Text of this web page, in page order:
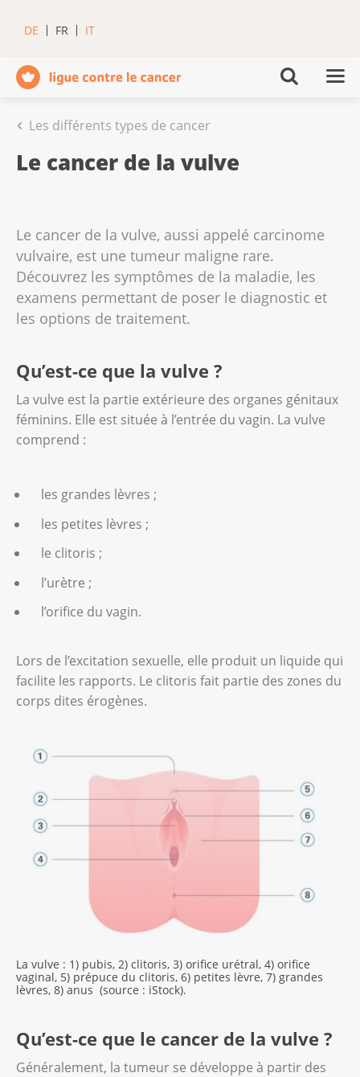
DE FR IT
Les différents types de cancer
Le cancer de la vulve
Le cancer de la vulve, aussi appelé carcinome
vulvaire, est une tumeur maligne rare.
Découvrez les symptômes de la maladie, les
examens permettant de poser le diagnostic et
les options de traitement.
Qu’est-ce que la vulve ?
La vulve est la partie extérieure des organes génitaux
féminins. Elle est située à l’entrée du vagin. La vulve
comprend :
les grandes lèvres ;
les petites lèvres ;
le clitoris ;
l’urètre ;
l’orifice du vagin.
Lors de l’excitation sexuelle, elle produit un liquide qui
facilite les rapports. Le clitoris fait partie des zones du
corps dites érogènes.
La vulve : 1) pubis, 2) clitoris, 3) orifice urétral, 4) orifice
vaginal, 5) prépuce du clitoris, 6) petites lèvre, 7) grandes
lèvres, 8) anus (source : iStock).
Qu’est-ce que le cancer de la vulve ?
Généralement, la tumeur se développe à partir des